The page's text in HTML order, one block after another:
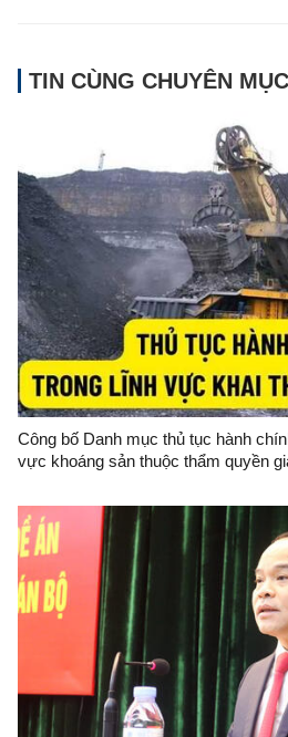
TIN CÙNG CHUYÊN MỤC
Công bố Danh mục thủ tục hành
vực khoáng sản thuộc thẩm quyền